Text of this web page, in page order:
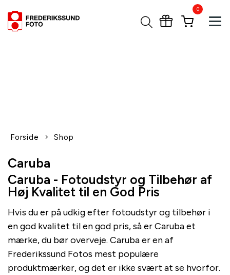
0
Forside Shop
Caruba
Caruba - Fotoudstyr og Tilbehør af
Høj Kvalitet til en God Pris
Hvis du er på udkig efter fotoudstyr og tilbehør i
en god kvalitet til en god pris, så er Caruba et
mærke, du bør overveje. Caruba er en af
Frederikssund Fotos mest populære
produktmærker, og det er ikke svært at se hvorfor.